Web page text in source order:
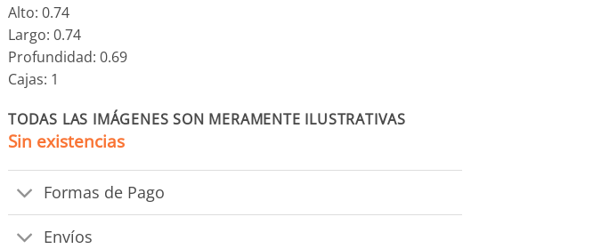
Alto: 0.74
Largo: 0.74
Profundidad: 0.69
Cajas: 1
TODAS LAS IMÁGENES SON MERAMENTE ILUSTRATIVAS
Sin existencias
Formas de Pago
Envíos